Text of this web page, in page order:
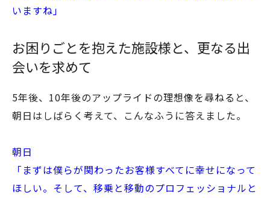
いますね」
お困りごとを抱えた施設様と、更なる出
会いを求めて
5年後、10年後のアップライドの理想像を尋ねると、
朝日はしばらく考えて、こんなふうに答えました。
朝日
「まずは僕らが関わったお客様すべてに幸せになって
ほしい。そして、移乗と移動のプロフェッショナルと